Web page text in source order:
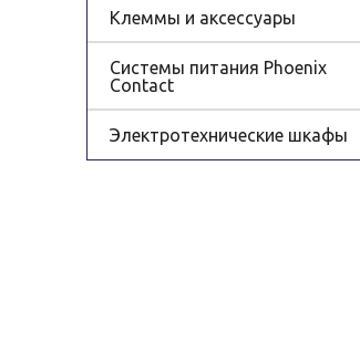
Клеммы и аксессуары
Системы питания Phoenix
Contact
Электротехнические шкафы